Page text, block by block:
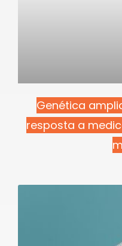
Genética
resposta a